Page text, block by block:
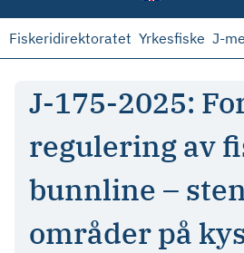
Fiskeridirektoratet Yrkesfiske J-
J-175-2025:
regulering av
bunnline –
områder på